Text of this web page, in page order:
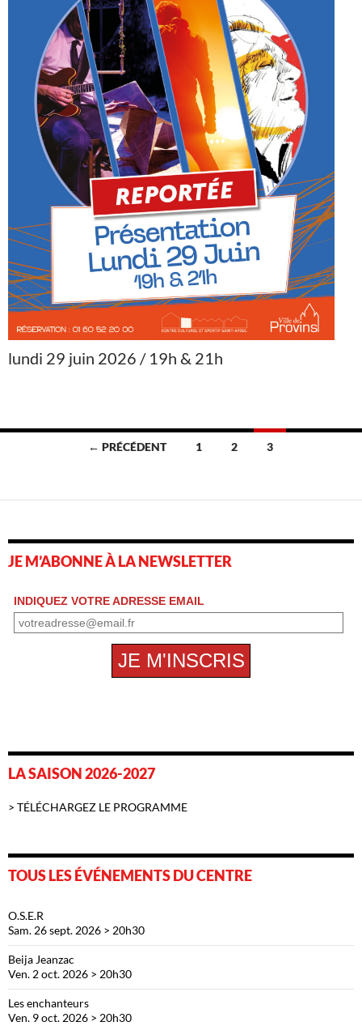
lundi 29 juin 2026 / 19h & 21h
Navigation
articles
← PRÉCÉDENT 1 2 3
JE M’ABONNE À LA NEWSLETTER
LA SAISON 2026-2027
> TÉLÉCHARGEZ LE PROGRAMME
TOUS LES ÉVÉNEMENTS DU CENTRE
O.S.E.R
Sam. 26 sept. 2026 > 20h30
Beija Jeanzac
Ven. 2 oct. 2026 > 20h30
Les enchanteurs
Ven. 9 oct. 2026 > 20h30